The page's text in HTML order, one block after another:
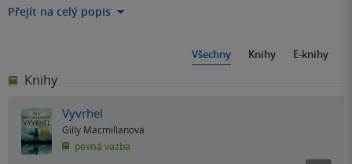
Přejít na celý popis
Všechny Knihy E-knihy
Knihy
Vyvrhel
Gilly Macmillanová
pevná vazba